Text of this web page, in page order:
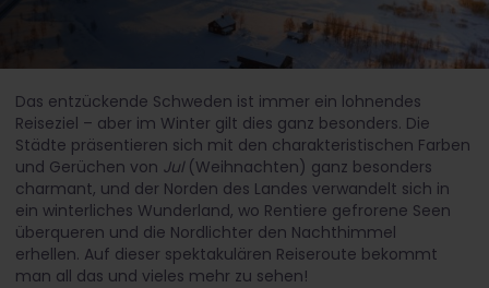
Das entzückende Schweden ist immer ein lohnendes
Reiseziel – aber im Winter gilt dies ganz besonders. Die
Städte präsentieren sich mit den charakteristischen Farben
und Gerüchen von Jul(Weihnachten) ganz besonders
charmant, und der Norden des Landes verwandelt sich in
ein winterliches Wunderland, wo Rentiere gefrorene Seen
überqueren und die Nordlichter den Nachthimmel
erhellen. Auf dieser spektakulären Reiseroute bekommt
man all das und vieles mehr zu sehen!